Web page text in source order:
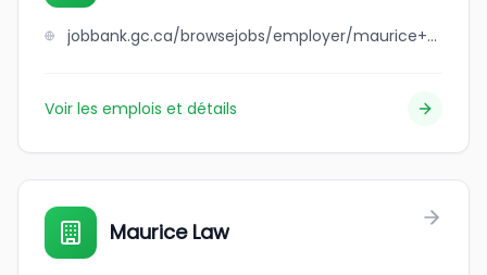
jobbank.gc.ca/browsejobs/employer/maurice+b%C3%A9langer+paysagiste+inc./ca
Voir les emplois et détails
Maurice Law